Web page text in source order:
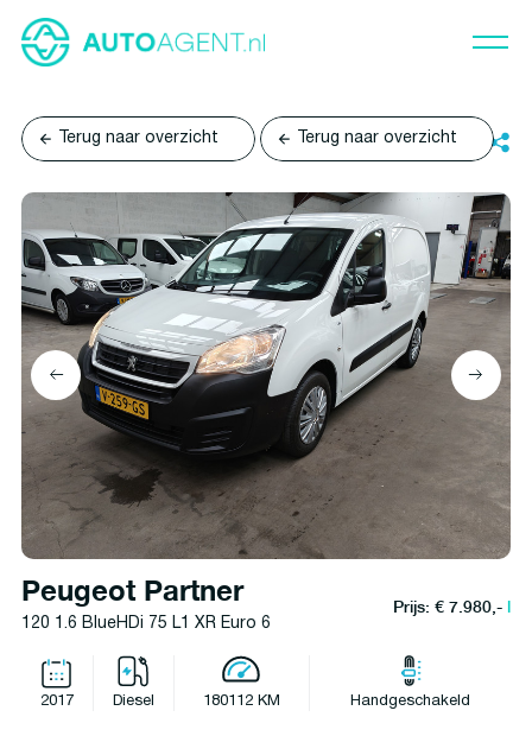
Terug naar overzicht Terug naar overzicht
Peugeot Partner
120 1.6 BlueHDi 75 L1 XR Euro 6
Prijs: € 7.980,-l
2017 Diesel 180112 KM Handgeschakeld